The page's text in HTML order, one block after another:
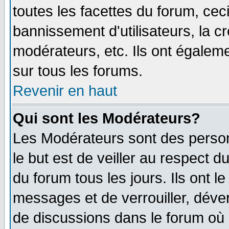
toutes les facettes du forum,
bannissement d'utilisateurs, la
modérateurs, etc. Ils ont
sur tous les forums.
Revenir en haut
Qui sont les Modérateurs?
Les Modérateurs sont des
le but est de veiller au respect
du forum tous les jours. Ils ont
messages et de verrouiller,
de discussions dans le forum